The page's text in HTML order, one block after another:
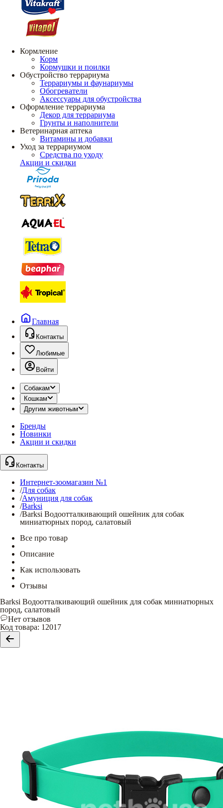
Кормление
Корм
Кормушки и поилки
Обустройство террариума
Террариумы и фаунариумы
Обогреватели
Аксессуары для обустройства
Оформление террариума
Декор для террариума
Грунты и наполнители
Ветеринарная аптека
Витамины и добавки
Уход за террариумом
Средства по уходу
Акции и скидки
Главная
Контакты
Любимые
Войти
Собакам
Кошкам
Другим животным
Бренды
Новинки
Акции и скидки
Контакты
Интернет-зоомагазин №1
/Для собак
/Амуниция для собак
/Barksi
/Barksi Водоотталкивающий ошейник для собак
миниатюрных пород, салатовый
Все про товар
Описание
Как использовать
Отзывы
Barksi Водоотталкивающий ошейник для собак миниатюрных
пород, салатовый
Нет отзывов
Код товара: 12017